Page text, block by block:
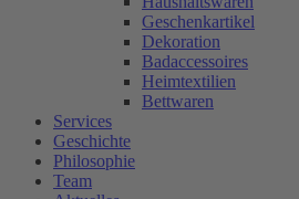
Geschenkartikel
Dekoration
Badaccessoires
Heimtextilien
Bettwaren
Services
Geschichte
Philosophie
Team